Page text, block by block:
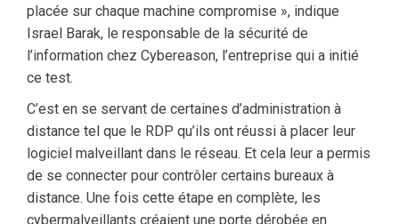
placée sur chaque machine compromise », indique
Israel Barak, le responsable de la sécurité de
l’information chez Cybereason, l’entreprise qui a initié
ce test.
C’est en se servant de certaines d’administration à
distance tel que le RDP qu’ils ont réussi à placer leur
logiciel malveillant dans le réseau. Et cela leur a permis
de se connecter pour contrôler certains bureaux à
distance. Une fois cette étape en complète, les
cybermalveillants créaient une porte dérobée en